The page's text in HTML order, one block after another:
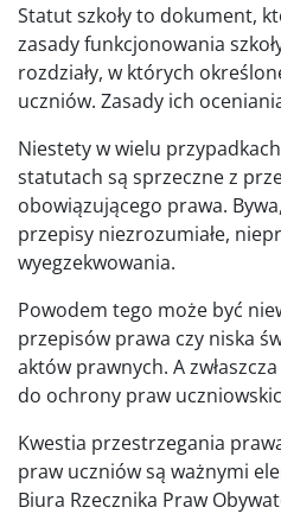
Statut szkoły to dokument,
zasady funkcjonowania
rozdziały, w których
uczniów. Zasady ich
Niestety w wielu
statutach są sprzeczne z
obowiązującego prawa.
przepisy niezrozumiałe,
wyegzekwowania.
Powodem tego może być
przepisów prawa czy niska
aktów prawnych. A
do ochrony praw
Kwestia przestrzegania
praw uczniów są ważnymi
Biura Rzecznika Praw